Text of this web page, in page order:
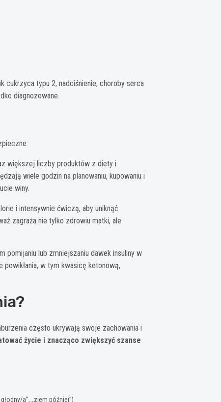
cukrzyca typu 2, nadciśnienie, choroby serca
diagnozowane.
większej liczby produktów z diety i
wiele godzin na planowaniu, kupowaniu i
winy.
i intensywnie ćwiczą, aby uniknąć
zagraża nie tylko zdrowiu matki, ale
lub zmniejszaniu dawek insuliny w
w tym kwasicę ketonową,
często ukrywają swoje zachowania i
życie i znacząco zwiększyć szanse
a”, „zjem później”)